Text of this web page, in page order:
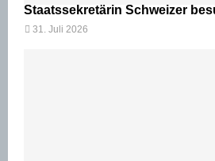
Staatssekretärin Schweizer
31. Juli 2026